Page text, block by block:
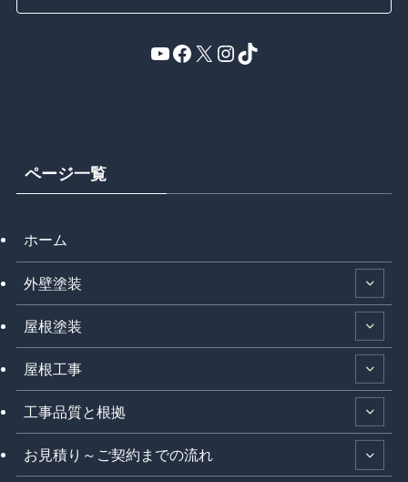
YouTube
Facebook
X Instagram
TikTok
ページ一覧
ホーム
外壁塗装
屋根塗装
屋根工事
工事品質と根拠
お見積り～ご契約までの流れ